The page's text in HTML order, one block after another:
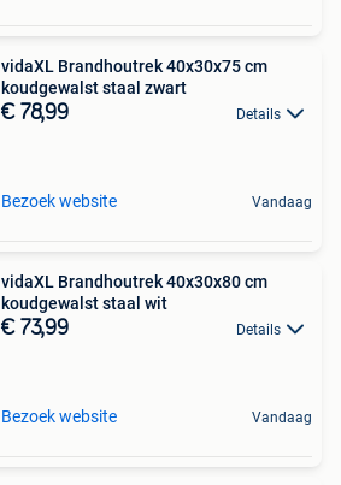
vidaXL Brandhoutrek 40x30x75 cm
koudgewalst staal zwart
€ 78,99 Details
Bezoek website Vandaag
vidaXL Brandhoutrek 40x30x80 cm
koudgewalst staal wit
€ 73,99 Details
Bezoek website Vandaag